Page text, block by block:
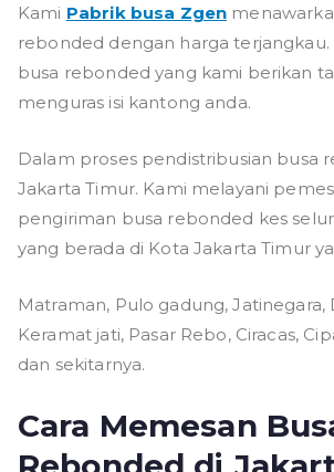
Kami Pabrik busa Zgen
rebonded dengan harga terjangkau.
busa rebonded yang kami berikan
menguras isi kantong anda.
Dalam proses pendistribusian busa
Jakarta Timur. Kami melayani
pengiriman busa rebonded kes
yang berada di Kota Jakarta Timur
Matraman, Pulo gadung, Jatinegara,
Keramat jati, Pasar Rebo, Ciracas,
dan sekitarnya.
Cara Memesan